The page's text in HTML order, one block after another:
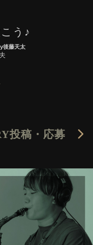
う♪
後藤天太
投稿・応募